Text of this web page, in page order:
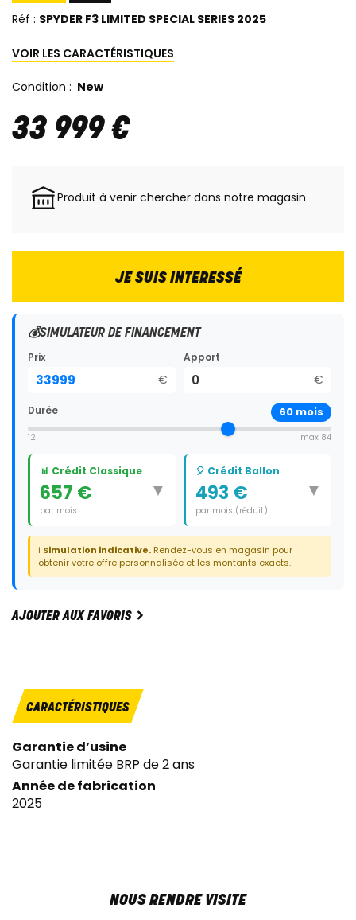
Réf : SPYDER F3 LIMITED SPECIAL SERIES 2025
VOIR LES CARACTÉRISTIQUES
Condition : New
33 999€
Produit à venir chercher dans notre magasin
JE SUIS INTERESSÉ
💰SIMULATEUR DE FINANCEMENT
Prix
€
Apport
€
Durée 60 mois
12 max 84
📊 Crédit Classique
657 €
par mois
▼
Durée: 60 mois
🎈 Crédit Ballon
493 €
par mois (réduit)
▼
Durée:
59 mois
Dernier paiement:11 900 €
ℹ️ Simulation indicative. Rendez-vous en magasin pour
obtenir votre offre personnalisée et les montants exacts.
AJOUTER AUX FAVORIS
CARACTÉRISTIQUES
Garantie d’usine
Garantie limitée BRP de 2 ans
Année de fabrication
2025
NOUS RENDRE VISITE